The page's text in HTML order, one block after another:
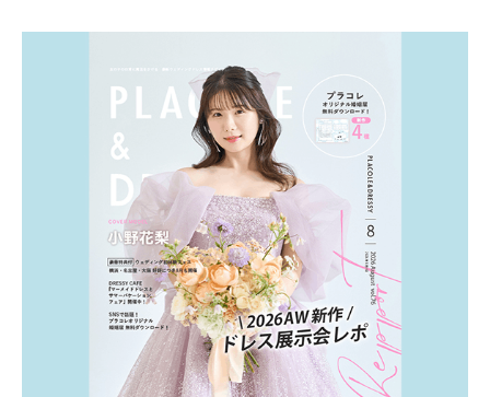
注品とのこと。 ダイヤモンドがたくさん散りばめら
続きを読む